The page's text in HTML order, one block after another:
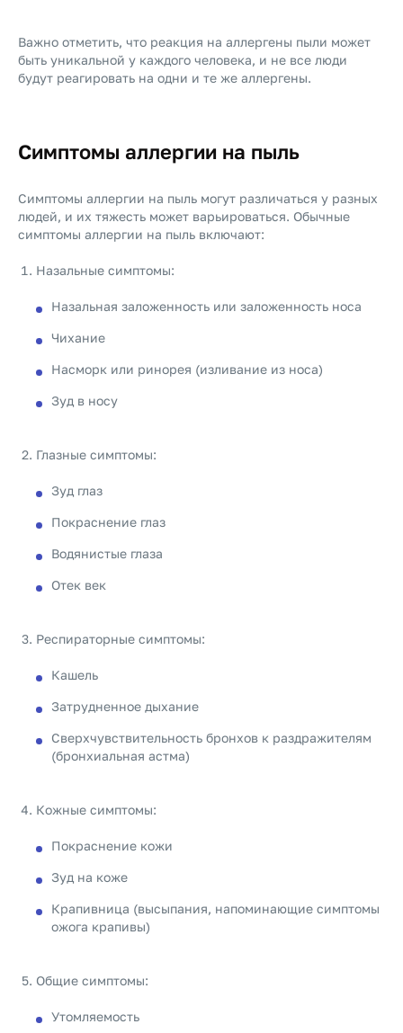
Важно отметить, что реакция на аллергены пыли может
быть уникальной у каждого человека, и не все люди
будут реагировать на одни и те же аллергены.
Симптомы аллергии на пыль
Симптомы аллергии на пыль могут различаться у разных
людей, и их тяжесть может варьироваться. Обычные
симптомы аллергии на пыль включают:
Назальные симптомы:
Назальная заложенность или заложенность носа
Чихание
Насморк или ринорея (изливание из носа)
Зуд в носу
Глазные симптомы:
Зуд глаз
Покраснение глаз
Водянистые глаза
Отек век
Респираторные симптомы:
Кашель
Затрудненное дыхание
Сверхчувствительность бронхов к раздражителям
(бронхиальная астма)
Кожные симптомы:
Покраснение кожи
Зуд на коже
Крапивница (высыпания, напоминающие симптомы
ожога крапивы)
Общие симптомы:
Утомляемость